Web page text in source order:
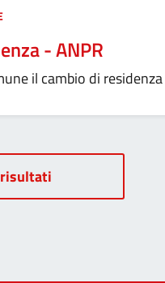
- ANPR
il cambio di